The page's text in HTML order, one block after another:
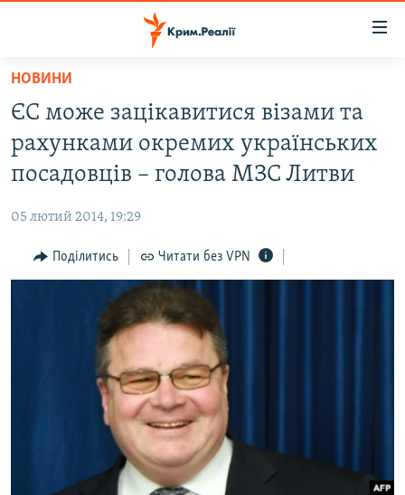
Перейти
основного
матеріалу
Перейти
до
основної
Перейти
до
ВІДЕО ТА ФОТО
БЛОГИ
ПОГЛЯД
ВСЕ ЗА ДЕНЬ
СПЕЦПРОЕКТИ
ДЕПОРТАЦІЯ
ВІДЕОУРОКИ «ELIFBE»
СВІДЧЕННЯ ОКУПАЦІЇ
УКРАЇНСЬКА ПРОБЛЕМА КРИМУ
ЯК ОБІЙТИ БЛОКУВАННЯ
НОВИНИ
ЄС може зацікавитися візами та
рахунками окремих українських
посадовців – голова МЗС Литви
05 лютий 2014, 19:29
Поділитись Читати без VPN